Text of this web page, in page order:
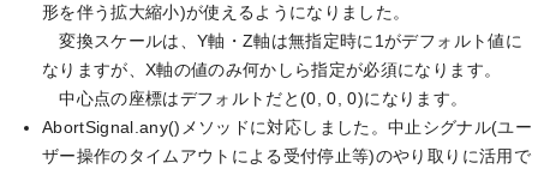
形を伴う拡大縮小)が使えるようになりました。
変換スケールは、Y軸・Z軸は無指定時に1がデフォルト値に
なりますが、X軸の値のみ何かしら指定が必須になります。
中心点の座標はデフォルトだと(0, 0, 0)になります。
AbortSignal.any()メソッドに対応しました。中止シグナル(ユー
ザー操作のタイムアウトによる受付停止等)のやり取りに活用で